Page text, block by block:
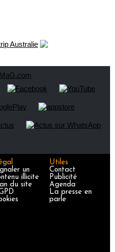
un
illicite
du site
Utiles
Contact
Publicité
Agenda
La presse en
parle